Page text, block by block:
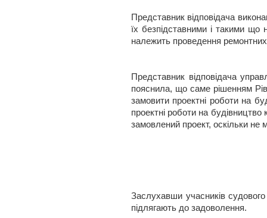
Представник відповідача
їх безпідставними і такими що
належить проведення ремонтних
Представник відповідача
пояснила, що саме рішенням
замовити проектні роботи на
проектні роботи на
замовлений проект, оскільки не
Заслухавши учасників
підлягають до задоволення.